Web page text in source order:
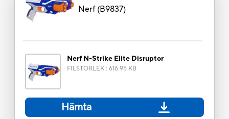
Nerf(B9837)
Nerf N-Strike Elite Disruptor
FILSTORLEK: 616.95 KB
Hämta